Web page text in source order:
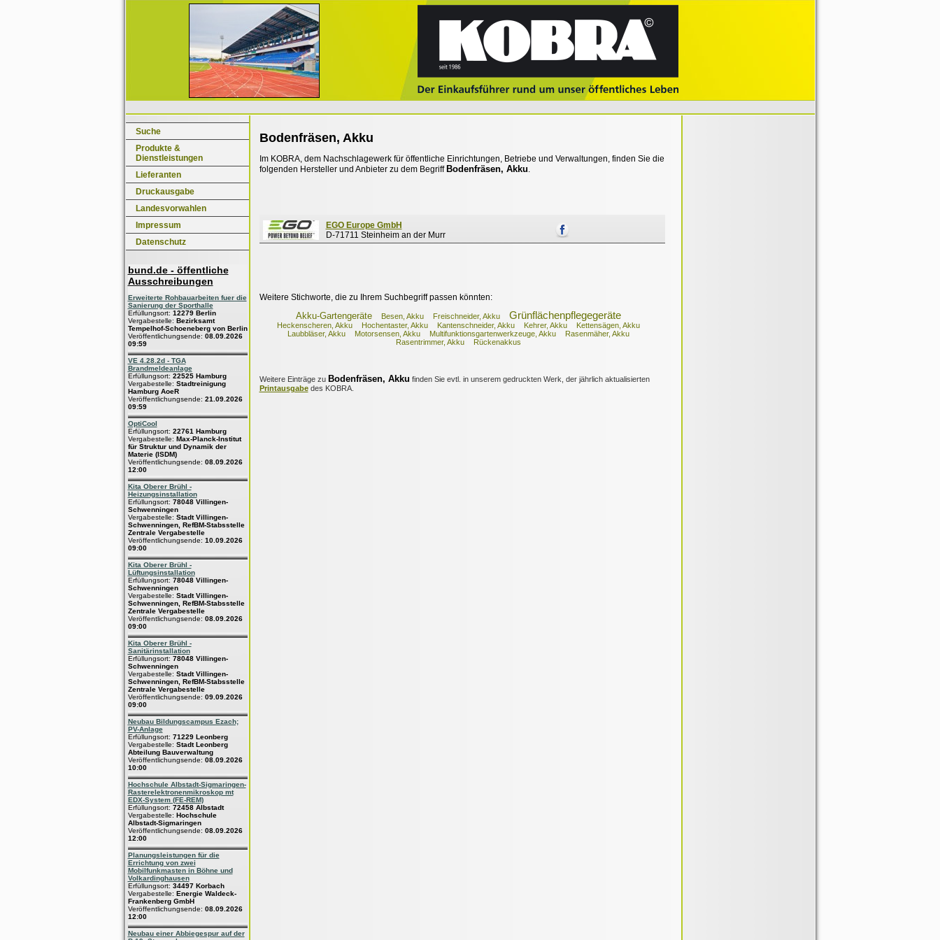
Suche
Produkte &
Dienstleistungen
Lieferanten
Druckausgabe
Landesvorwahlen
Impressum
Datenschutz
bund.de - öffentliche
Ausschreibungen
Erweiterte Rohbauarbeiten fuer die
Sanierung der Sporthalle
Erfüllungsort: 12279 Berlin
Vergabestelle: Bezirksamt
Tempelhof-Schoeneberg von Berlin
Veröffentlichungsende: 08.09.2026
09:59
VE 4.28.2d - TGA
Brandmeldeanlage
Erfüllungsort: 22525 Hamburg
Vergabestelle: Stadtreinigung
Hamburg AoeR
Veröffentlichungsende: 21.09.2026
09:59
OptiCool
Erfüllungsort: 22761 Hamburg
Vergabestelle: Max-Planck-Institut
für Struktur und Dynamik der
Materie (ISDM)
Veröffentlichungsende: 08.09.2026
12:00
Kita Oberer Brühl -
Heizungsinstallation
Erfüllungsort: 78048 Villingen-
Schwenningen
Vergabestelle: Stadt Villingen-
Schwenningen, RefBM-Stabsstelle
Zentrale Vergabestelle
Veröffentlichungsende: 10.09.2026
09:00
Kita Oberer Brühl -
Lüftungsinstallation
Erfüllungsort: 78048 Villingen-
Schwenningen
Vergabestelle: Stadt Villingen-
Schwenningen, RefBM-Stabsstelle
Zentrale Vergabestelle
Veröffentlichungsende: 08.09.2026
09:00
Kita Oberer Brühl -
Sanitärinstallation
Erfüllungsort: 78048 Villingen-
Schwenningen
Vergabestelle: Stadt Villingen-
Schwenningen, RefBM-Stabsstelle
Zentrale Vergabestelle
Veröffentlichungsende: 09.09.2026
09:00
Neubau Bildungscampus Ezach;
PV-Anlage
Erfüllungsort: 71229 Leonberg
Vergabestelle: Stadt Leonberg
Abteilung Bauverwaltung
Veröffentlichungsende: 08.09.2026
10:00
Hochschule Albstadt-Sigmaringen-
Rasterelektronenmikroskop mt
EDX-System (FE-REM)
Erfüllungsort: 72458 Albstadt
Vergabestelle: Hochschule
Albstadt-Sigmaringen
Veröffentlichungsende: 08.09.2026
12:00
Planungsleistungen für die
Errichtung von zwei
Mobilfunkmasten in Böhne und
Volkardinghausen
Erfüllungsort: 34497 Korbach
Vergabestelle: Energie Waldeck-
Frankenberg GmbH
Veröffentlichungsende: 08.09.2026
12:00
Neubau einer Abbiegespur auf der
Bodenfräsen, Akku
Im KOBRA, dem Nachschlagewerk für öffentliche Einrichtungen, Betriebe und Verwaltungen, finden Sie die
folgenden Hersteller und Anbieter zu dem Begriff Bodenfräsen, Akku.
EGO Europe GmbH
D-71711 Steinheim an der Murr
Weitere Stichworte, die zu Ihrem Suchbegriff passen könnten:
Akku-Gartengeräte Besen, Akku Freischneider, Akku Grünflächenpflegegeräte
Heckenscheren, Akku Hochentaster, Akku Kantenschneider, Akku Kehrer, Akku
Kettensägen, Akku
Laubbläser, Akku
Motorsensen, Akku Multifunktionsgartenwerkzeuge, Akku
Rasenmäher, Akku
Rasentrimmer, Akku
Rückenakkus
Weitere Einträge zu Bodenfräsen, Akku finden Sie evtl. in unserem gedruckten Werk, der jährlich aktualisierten
Printausgabedes KOBRA.